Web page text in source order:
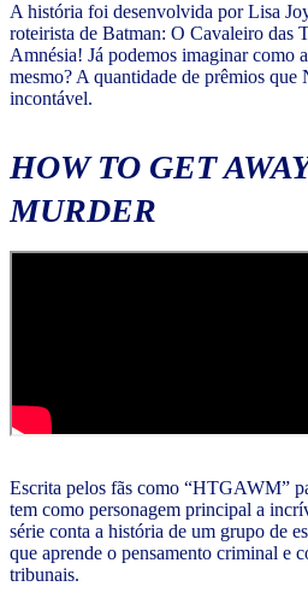
A história foi desenvolvida por Lisa
roteirista de Batman: O Cavaleiro das
Amnésia! Já podemos imaginar como
mesmo? A quantidade de prêmios que
incontável.
HOW TO GET
MURDER
Escrita pelos fãs como “HTGAWM”
tem como personagem principal a
série conta a história de um grupo de
que aprende o pensamento criminal e
tribunais.